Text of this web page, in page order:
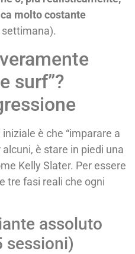
molto costante
surf”?
è che “imparare a
è stare in piedi una
Kelly Slater. Per essere
tre fasi reali che ogni
assoluto
sessioni)